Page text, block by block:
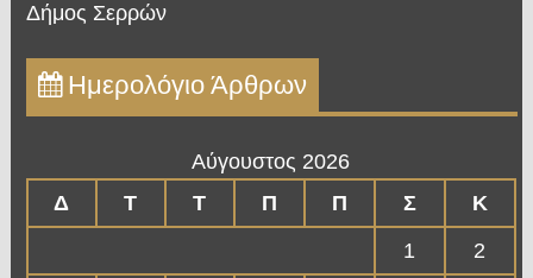
Δήμος Σερρών
Ημερολόγιο Άρθρων
Αύγουστος 2026
Δ
Τ Τ Π Π Σ
Κ
1
2